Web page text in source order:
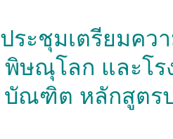
ประชุมเตรียมค
พิษณุโลก และโร
บัณฑิต หลักสูตรป